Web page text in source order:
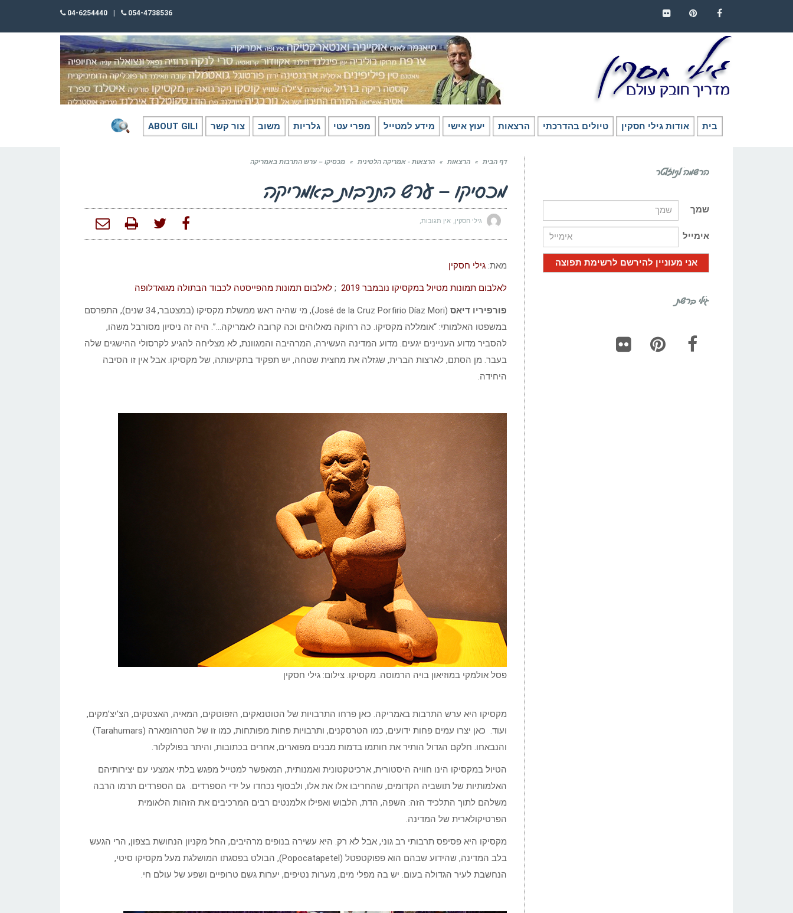
054-4738536
04-6254440
בית אודות גילי חסקין טיולים בהדרכתי הרצאות יעוץ אישי מידע למטייל מפרי עטי גלריות משוב צור קשר ABOUT GILI
דף הבית » הרצאות » הרצאות - אמריקה הלטינית » מכסיקו – ערש התרבות באמריקה
מכסיקו – ערש התרבות באמריקה
גילי חסקין אין תגובות
מאת: גילי חסקין
לאלבום תמונות מטיול במקסיקו נובמבר 2019 ; לאלבום תמונות מהפייסטה לכבוד הבתולה מגואדלופה
פורפיריו דיאס
(José de la Cruz Porfirio Díaz Mori), מי שהיה ראש ממשלת מקסיקו (במצטבר, 34 שנים), התפרסם
במשפטו האלמותי: “אומללה מקסיקו. כה רחוקה מאלוהים וכה קרובה לאמריקה…”. היה זה ניסיון מסורבל משהו,
להסביר מדוע העניינים יגעים. מדוע המדינה העשירה, המרהיבה והמגוונת, לא מצליחה להגיע לקרסולי ההישגים שלה
בעבר. מן הסתם, לארצות הברית, שגזלה את מחצית שטחה, יש תפקיד בתקיעותה, של מקסיקו. אבל אין זו הסיבה
היחידה.
פסל אולמקי במוזיאון בויה הרמוסה. מקסיקו. צילום: גילי חסקין
מקסיקו היא ערש התרבות באמריקה. כאן פרחו התרבויות של הטוטנאקים, הזפוטקים, המאיה, האצטקים, הצ’יצ’מקים,
ועוד. כאן יצרו עמים פחות ידועים, כמו הטרסקנים, ותרבויות פחות מפותחות, כמו זו של הטרהומארה (Tarahumars)
והנבאחו. חלקם הגדול הותיר את חותמו בדמות מבנים מפוארים, אחרים בכתובות, והיתר בפולקלור.
הטיול במקסיקו הינו חוויה היסטורית, ארכיטקטונית ואמנותית, המאפשר למטייל מפגש בלתי אמצעי עם יצירותיהם
האלמותיות של תושביה הקדומים, שהחריבו אלו את אלו, ולבסוף נכחדו על ידי הספרדים. גם הספרדים תרמו הרבה
משלהם לתוך התלכיד הזה: השפה, הדת, הלבוש ואפילו אלמנטים רבים המרכיבים את הזהות הלאומית
הפרטיקולארית של המדינה.
מקסיקו היא פסיפס תרבותי רב גוני, אבל לא רק. היא עשירה בנופים מרהיבים, החל מקניון הנחושת בצפון, הרי הגעש
בלב המדינה, שהידוע שבהם הוא פפוקטפטל (Popocatapetel), הבולט בפסגתו המושלגת מעל מקסיקו סיטי,
הנחשבת לעיר הגדולה בעום. יש בה מפלי מים, מערות נטיפים, יערות גשם טרופיים ושפע של עולם חי.
הרשמה לניוזלטר
שמך
אימייל
גילי ברשת